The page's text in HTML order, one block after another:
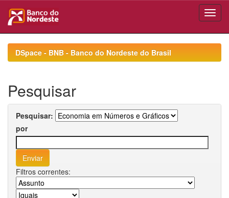
navigationDSpace - BNB - Banco do Nordeste do Brasil
Pesquisar
Pesquisar:
por
Filtros correntes: